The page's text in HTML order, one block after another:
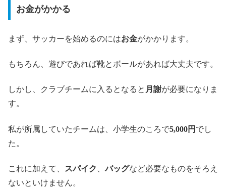
お金がかかる
まず、サッカーを始めるのにはお金がかかります。
もちろん、遊びであれば靴とボールがあれば大丈夫です。
しかし、クラブチームに入るとなると 月謝が必要になりま
す。
私が所属していたチームは、小学生のころで5,000円 でし
た。
これに加えて、 スパイク 、バッグなど必要なものをそろえ
ないといけません。